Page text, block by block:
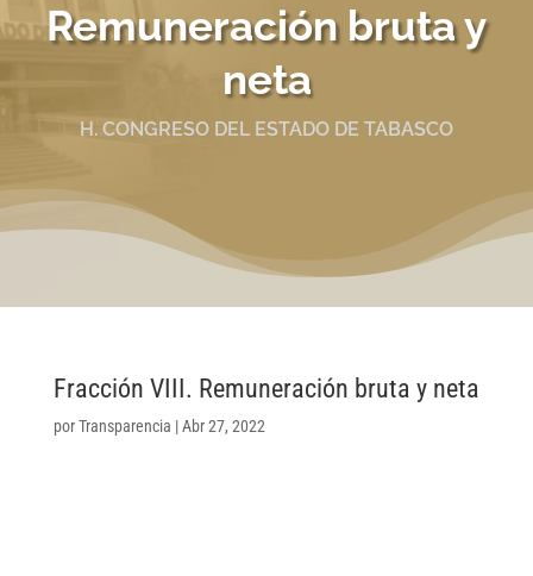
Remuneración bruta y
neta
H. CONGRESO DEL ESTADO DE TABASCO
Fracción VIII. Remuneración bruta y neta
porTransparencia |Abr 27, 2022